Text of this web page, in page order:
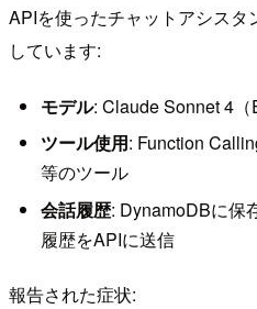
APIを使ったチャットアシス
しています:
モデル: Claude Sonnet 4（
ツール使用: Function
等のツール
会話履歴: DynamoDBに保
履歴をAPIに送信
報告された症状: